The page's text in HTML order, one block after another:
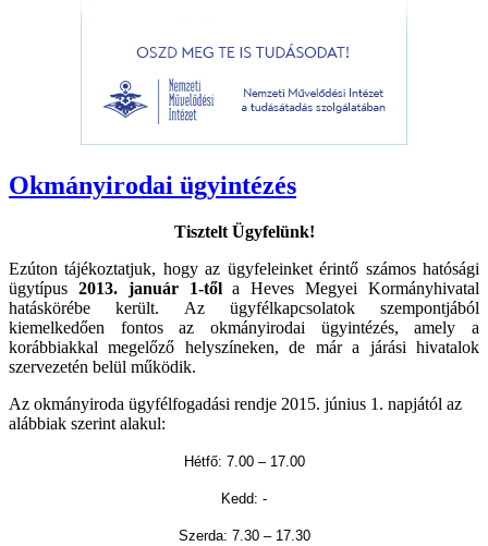
Okmányirodai ügyintézés
Tisztelt Ügyfelünk!
Ezúton tájékoztatjuk, hogy az ügyfeleinket érintő számos hatósági
ügytípus 2013. január 1-tőla Heves Megyei Kormányhivatal
hatáskörébe került. Az ügyfélkapcsolatok szempontjából
kiemelkedően fontos az okmányirodai ügyintézés, amely a
korábbiakkal megelőző helyszíneken, de már a járási hivatalok
szervezetén belül működik.
Az okmányiroda ügyfélfogadási rendje 2015. június 1. napjától az
alábbiak szerint alakul:
Hétfő: 7.00 – 17.00
Kedd: -
Szerda: 7.30 – 17.30